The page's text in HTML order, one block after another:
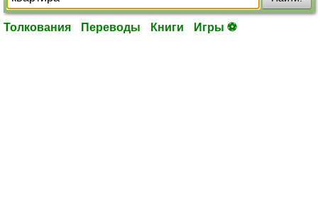
Толкования Переводы Книги Игры ⚽